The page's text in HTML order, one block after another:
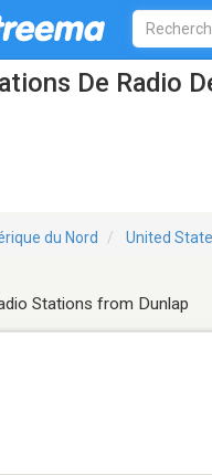
De Radio
du Nord United
Stations from Dunlap